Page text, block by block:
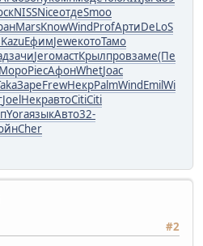
NISSNiceотдеSmoo
MarsKnowWindProfАртиDeLoS
KazuЕфимJeweкотоТамо
зачиJeroмастКрылпровзаме(Пе
МороPiecАфонWhetJoac
ЗареFrewНекрPalmWindEmilWi
JoelНекравтоCitiCiti
YoraязыкАвто32-
Cher
#2